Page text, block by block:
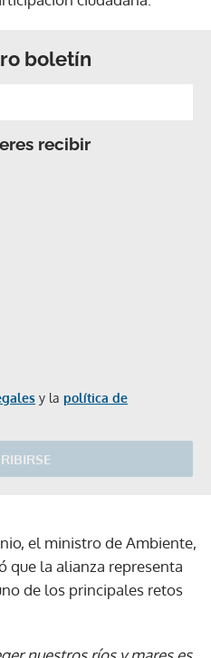
boletín
recibir
y la política de
el ministro de Ambiente,
que la alianza representa
de los principales retos